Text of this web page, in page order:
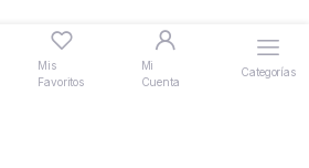
Mis
Favoritos
Mi
Cuenta
Categorías